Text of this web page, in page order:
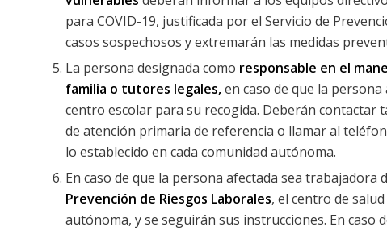
para COVID-19, justificada por el Servicio de
casos sospechosos y extremarán las medidas
La persona designada como responsable en el
familia o tutores legales,en caso de que la
centro escolar para su recogida. Deberán contactar
de atención primaria de referencia o llamar al
lo establecido en cada comunidad autónoma.
En caso de que la persona afectada sea
Prevención de Riesgos Laborales, el centro de
autónoma, y se seguirán sus instrucciones. En caso